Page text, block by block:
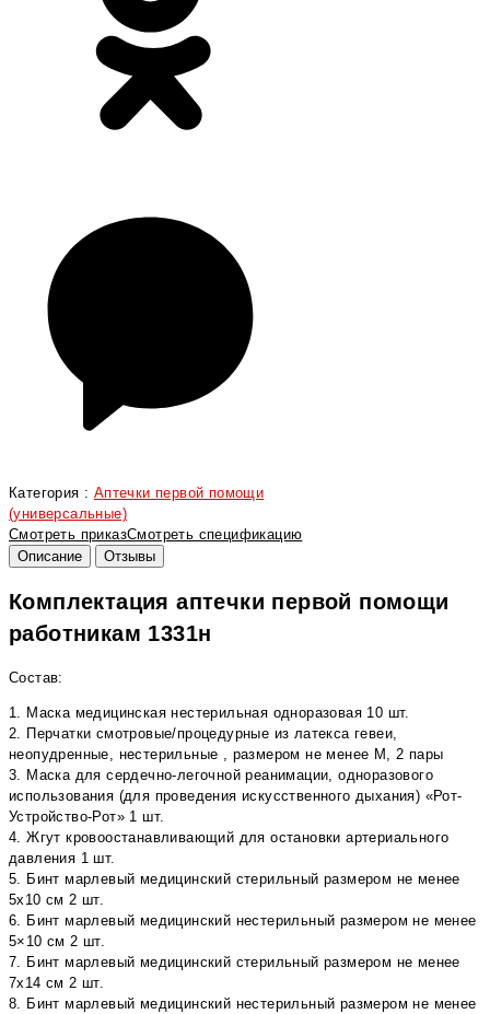
Категория : Аптечки первой помощи
(универсальные)
Смотреть приказСмотреть спецификацию
Описание
Отзывы
Комплектация аптечки первой помощи
работникам 1331н
Состав:
1. Маска медицинская нестерильная одноразовая 10 шт.
2. Перчатки смотровые/процедурные из латекса гевеи,
неопудренные, нестерильные , размером не менее M, 2 пары
3. Маска для сердечно-легочной реанимации, одноразового
использования (для проведения искусственного дыхания) «Рот-
Устройство-Рот» 1 шт.
4. Жгут кровоостанавливающий для остановки артериального
давления 1 шт.
5. Бинт марлевый медицинский стерильный размером не менее
5х10 см 2 шт.
6. Бинт марлевый медицинский нестерильный размером не менее
5×10 см 2 шт.
7. Бинт марлевый медицинский стерильный размером не менее
7х14 см 2 шт.
8. Бинт марлевый медицинский нестерильный размером не менее